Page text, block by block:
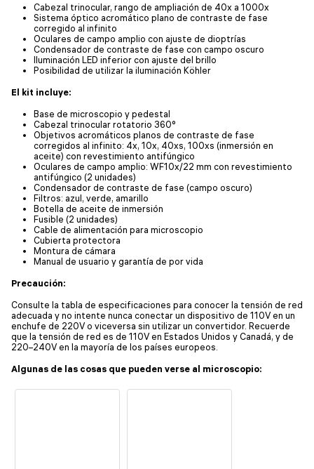
Cabezal trinocular, rango de ampliación de 40x a 1000x
Sistema óptico acromático plano de contraste de fase
corregido al infinito
Oculares de campo amplio con ajuste de dioptrías
Condensador de contraste de fase con campo oscuro
Iluminación LED inferior con ajuste del brillo
Posibilidad de utilizar la iluminación Köhler
El kit incluye:
Base de microscopio y pedestal
Cabezal trinocular rotatorio 360°
Objetivos acromáticos planos de contraste de fase
corregidos al infinito: 4x, 10x, 40xs, 100xs (inmersión en
aceite) con revestimiento antifúngico
Oculares de campo amplio: WF10x/22 mm con revestimiento
antifúngico (2 unidades)
Condensador de contraste de fase (campo oscuro)
Filtros: azul, verde, amarillo
Botella de aceite de inmersión
Fusible (2 unidades)
Cable de alimentación para microscopio
Cubierta protectora
Montura de cámara
Manual de usuario y garantía de por vida
Precaución:
Consulte la tabla de especificaciones para conocer la tensión de red
adecuada y no intente nunca conectar un dispositivo de 110V en un
enchufe de 220V o viceversa sin utilizar un convertidor. Recuerde
que la tensión de red es de 110V en Estados Unidos y Canadá, y de
220–240V en la mayoría de los países europeos.
Algunas de las cosas que pueden verse al microscopio: